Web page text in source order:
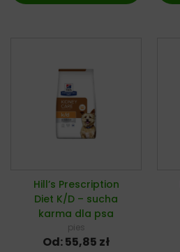
Hill’s Prescription
Diet K/D – sucha
karma dla psa
pies
Od:55,85 zł